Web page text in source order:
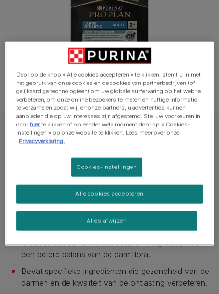
PRO PLAN® Hond Droge voeding
PRO PLAN® Sensitive Digestion Large
Athletic Adult Dog Rijk aan Lam
Schrijf een beoordeling
Beschikbare formaten:​ 14kg
Bevat prebiotica waarvan wetenschappelijk bewezen
is dat ze het aantal bifidobacteriën vergroten, voor
een betere balans van de darmflora.
Bevat specifieke ingrediënten die gezondheid van de
darmen en de kwaliteit van de ontlasting verbeteren.
Door op de knop « Alle cookies accepteren » te klikken, stemt u in met
het gebruik van onze cookies en de cookies van partnerbedrijven (of
gelijkaardige technologieën) om uw globale surfervaring op het web te
verbeteren, om onze online bezoekers te meten en nuttige informatie
te verzamelen zodat wij, en onze partners, u advertenties kunnen
aanbieden die op uw interesses zijn afgestemd. Stel uw voorkeuren in
door hierte klikken of op eender welk moment door op « Cookies-
instellingen » op onze website te klikken. Lees meer over onze
Privacyverklaring.
Cookies-instellingen
Alles afwijzen
Alle cookies accepteren